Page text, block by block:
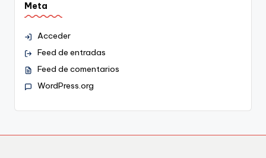
Meta
Acceder
Feed de entradas
Feed de comentarios
WordPress.org